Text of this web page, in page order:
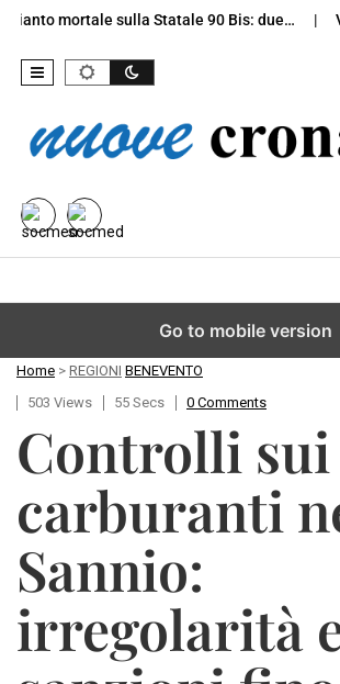
mortale sulla Statale 90 Bis: due…
Home > REGIONI BENEVENTO
503 Views
55 Secs 0 Comments
Controlli sui
carburanti
Sannio:
irregolarità
Go to mobile version